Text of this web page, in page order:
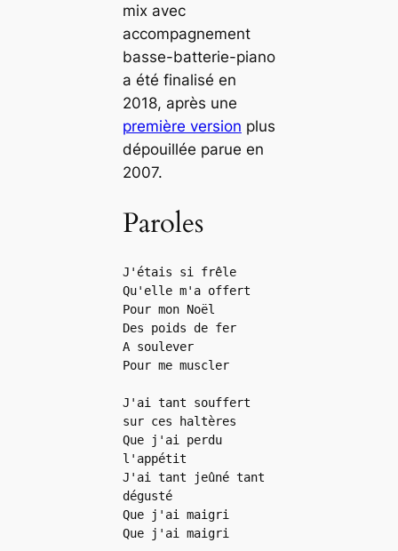
mix avec
accompagnement
basse-batterie-piano
a été finalisé en
2018, après une
première version plus
dépouillée parue en
2007.
Paroles
J'étais si frêle
Qu'elle m'a offert
Pour mon Noël
Des poids de fer
A soulever
Pour me muscler
J'ai tant souffert
sur ces haltères
Que j'ai perdu
l'appétit
J'ai tant jeûné tant
dégusté
Que j'ai maigri
Que j'ai maigri